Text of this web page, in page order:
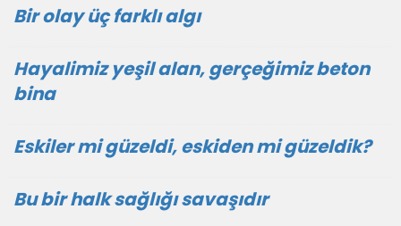
Bir olay üç farklı algı
Hayalimiz yeşil alan, gerçeğimiz beton
bina
Eskiler mi güzeldi, eskiden mi güzeldik?
Bu bir halk sağlığı savaşıdır